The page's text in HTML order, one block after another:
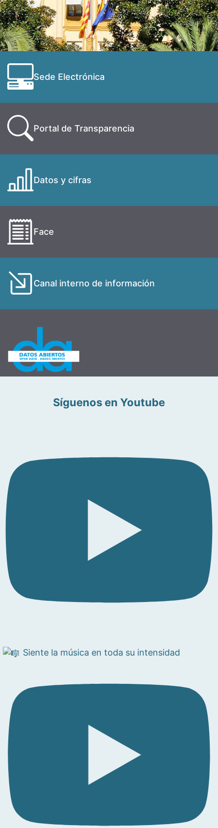
Sede Electrónica
Portal de Transparencia
Datos y cifras
Face
Canal interno de información
Síguenos en Youtube
Siente la música en toda su intensidad